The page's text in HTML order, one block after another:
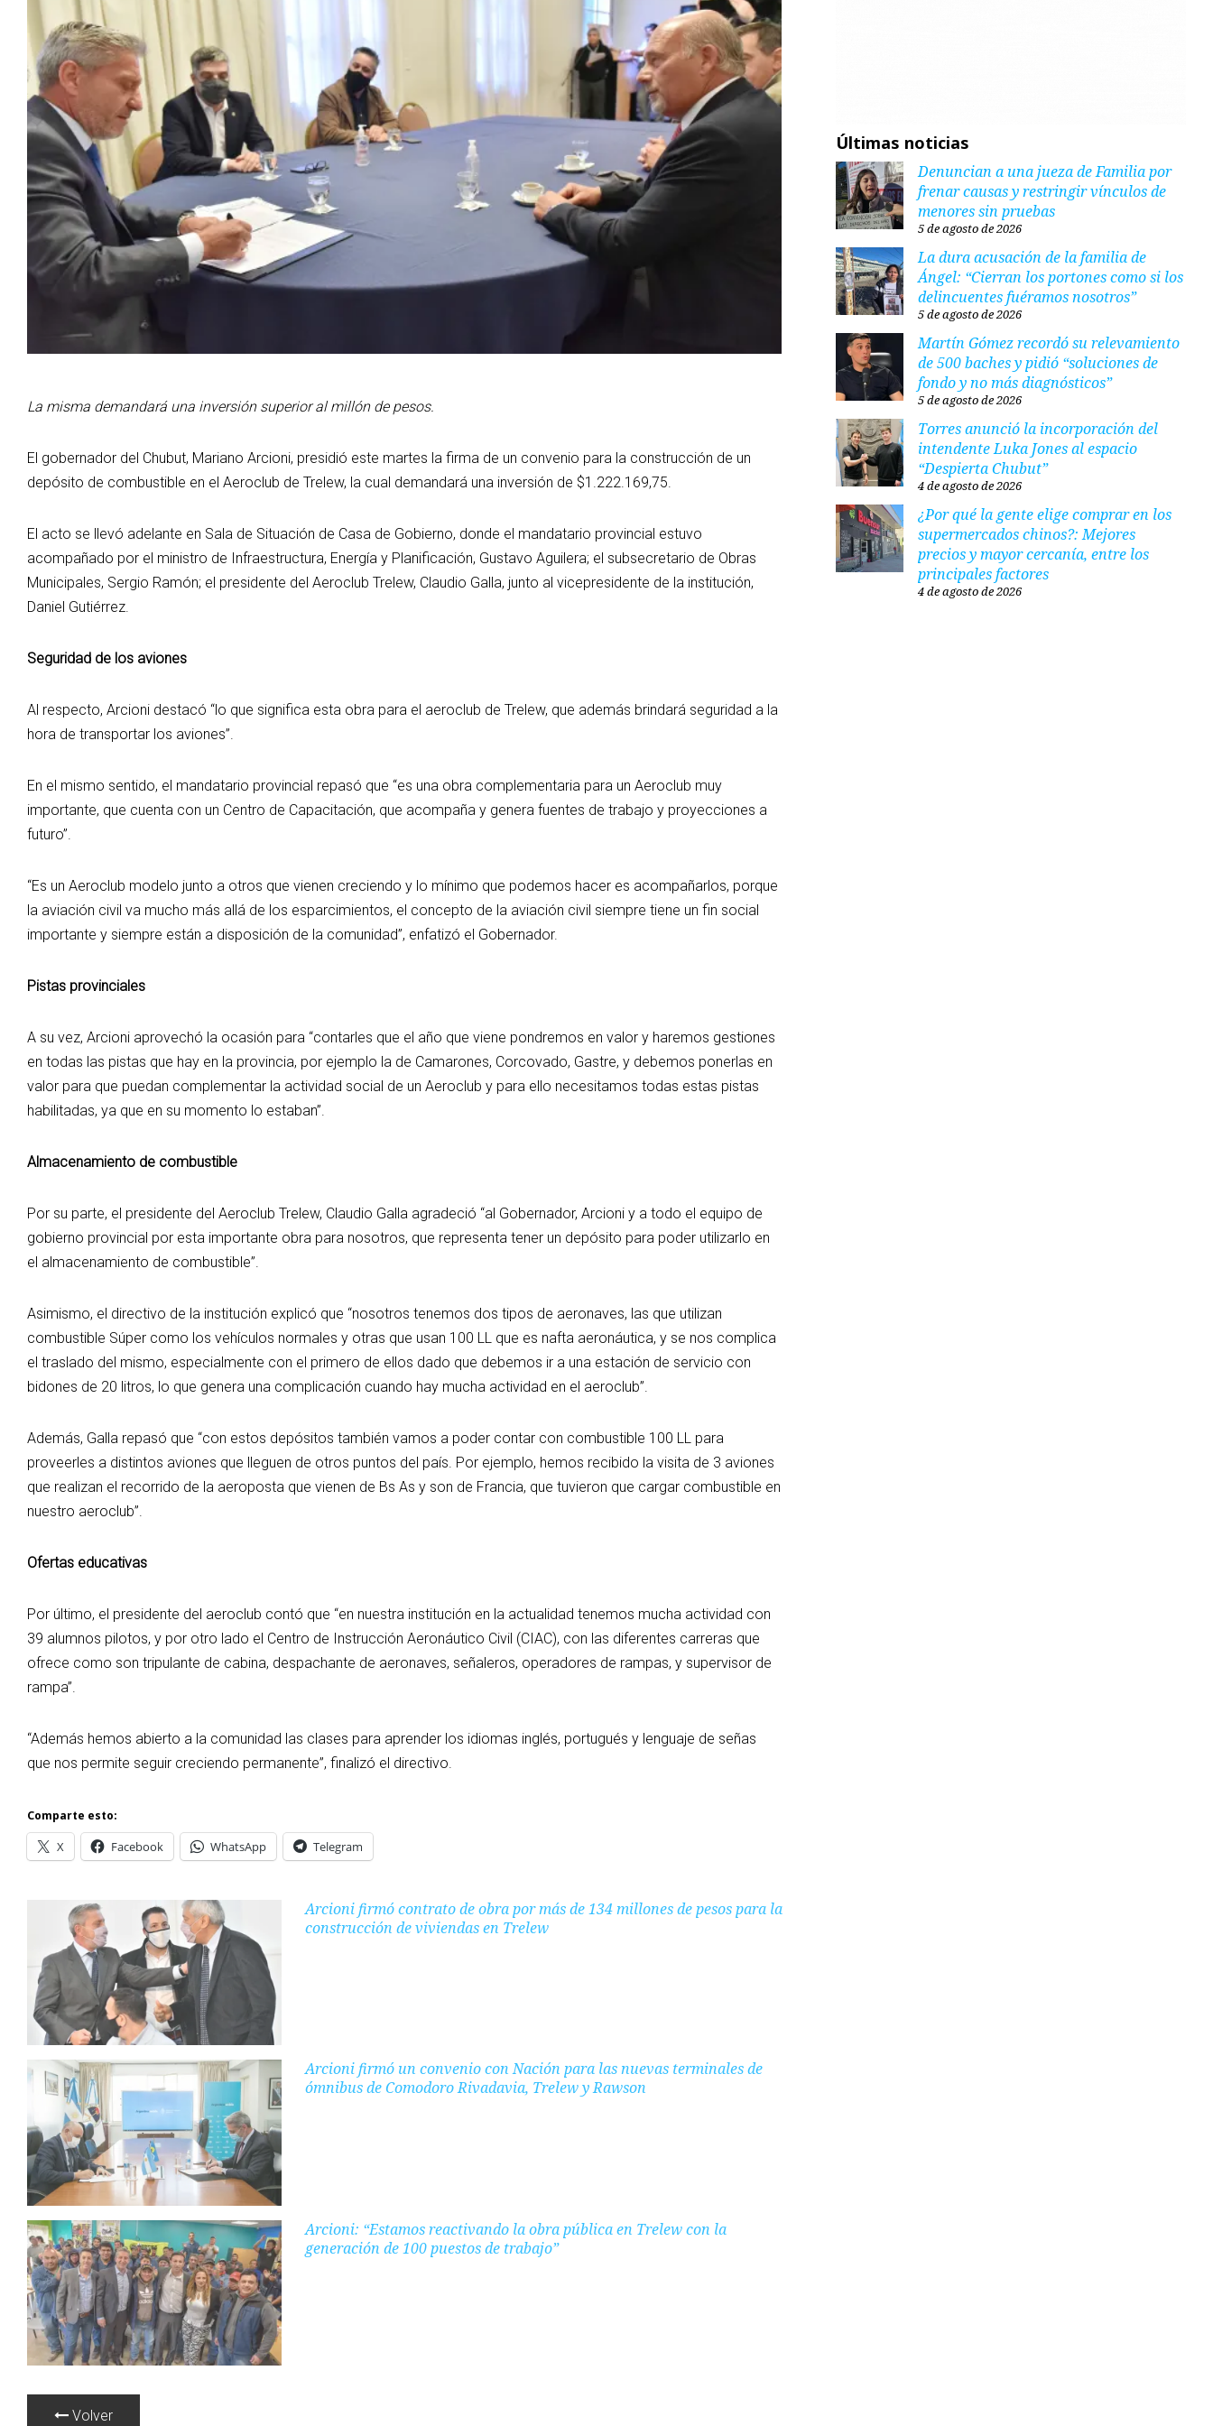
La misma demandará una inversión superior al millón de pesos.
El gobernador del Chubut, Mariano Arcioni, presidió este martes la firma de un convenio para la construcción de un
depósito de combustible en el Aeroclub de Trelew, la cual demandará una inversión de $1.222.169,75.
El acto se llevó adelante en Sala de Situación de Casa de Gobierno, donde el mandatario provincial estuvo
acompañado por el ministro de Infraestructura, Energía y Planificación, Gustavo Aguilera; el subsecretario de Obras
Municipales, Sergio Ramón; el presidente del Aeroclub Trelew, Claudio Galla, junto al vicepresidente de la institución,
Daniel Gutiérrez.
Seguridad de los aviones
Al respecto, Arcioni destacó “lo que significa esta obra para el aeroclub de Trelew, que además brindará seguridad a la
hora de transportar los aviones”.
En el mismo sentido, el mandatario provincial repasó que “es una obra complementaria para un Aeroclub muy
importante, que cuenta con un Centro de Capacitación, que acompaña y genera fuentes de trabajo y proyecciones a
futuro”.
“Es un Aeroclub modelo junto a otros que vienen creciendo y lo mínimo que podemos hacer es acompañarlos, porque
la aviación civil va mucho más allá de los esparcimientos, el concepto de la aviación civil siempre tiene un fin social
importante y siempre están a disposición de la comunidad”, enfatizó el Gobernador.
Pistas provinciales
A su vez, Arcioni aprovechó la ocasión para “contarles que el año que viene pondremos en valor y haremos gestiones
en todas las pistas que hay en la provincia, por ejemplo la de Camarones, Corcovado, Gastre, y debemos ponerlas en
valor para que puedan complementar la actividad social de un Aeroclub y para ello necesitamos todas estas pistas
habilitadas, ya que en su momento lo estaban”.
Almacenamiento de combustible
Por su parte, el presidente del Aeroclub Trelew, Claudio Galla agradeció “al Gobernador, Arcioni y a todo el equipo de
gobierno provincial por esta importante obra para nosotros, que representa tener un depósito para poder utilizarlo en
el almacenamiento de combustible”.
Asimismo, el directivo de la institución explicó que “nosotros tenemos dos tipos de aeronaves, las que utilizan
combustible Súper como los vehículos normales y otras que usan 100 LL que es nafta aeronáutica, y se nos complica
el traslado del mismo, especialmente con el primero de ellos dado que debemos ir a una estación de servicio con
bidones de 20 litros, lo que genera una complicación cuando hay mucha actividad en el aeroclub”.
Además, Galla repasó que “con estos depósitos también vamos a poder contar con combustible 100 LL para
proveerles a distintos aviones que lleguen de otros puntos del país. Por ejemplo, hemos recibido la visita de 3 aviones
que realizan el recorrido de la aeroposta que vienen de Bs As y son de Francia, que tuvieron que cargar combustible en
nuestro aeroclub”.
Ofertas educativas
Por último, el presidente del aeroclub contó que “en nuestra institución en la actualidad tenemos mucha actividad con
39 alumnos pilotos, y por otro lado el Centro de Instrucción Aeronáutico Civil (CIAC), con las diferentes carreras que
ofrece como son tripulante de cabina, despachante de aeronaves, señaleros, operadores de rampas, y supervisor de
rampa”.
“Además hemos abierto a la comunidad las clases para aprender los idiomas inglés, portugués y lenguaje de señas
que nos permite seguir creciendo permanente”, finalizó el directivo.
Comparte esto:
X Facebook WhatsApp Telegram
Arcioni firmó contrato de obra por más de 134 millones de pesos para la
construcción de viviendas en Trelew
Arcioni firmó un convenio con Nación para las nuevas terminales de
ómnibus de Comodoro Rivadavia, Trelew y Rawson
Arcioni: “Estamos reactivando la obra pública en Trelew con la
generación de 100 puestos de trabajo”
Volver
Últimas noticias
Denuncian a una jueza de Familia por
frenar causas y restringir vínculos de
menores sin pruebas
5 de agosto de 2026
La dura acusación de la familia de
Ángel: “Cierran los portones como si los
delincuentes fuéramos nosotros”
5 de agosto de 2026
Martín Gómez recordó su relevamiento
de 500 baches y pidió “soluciones de
fondo y no más diagnósticos”
5 de agosto de 2026
Torres anunció la incorporación del
intendente Luka Jones al espacio
“Despierta Chubut”
4 de agosto de 2026
¿Por qué la gente elige comprar en los
supermercados chinos?: Mejores
precios y mayor cercanía, entre los
principales factores
4 de agosto de 2026